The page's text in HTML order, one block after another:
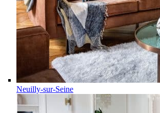
Neuilly-sur-Seine